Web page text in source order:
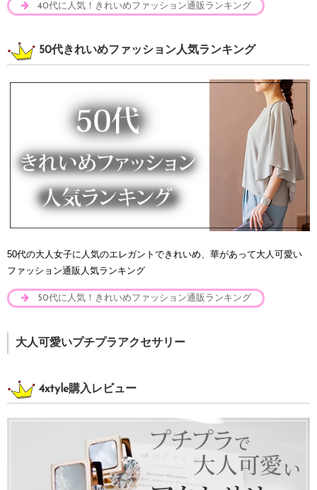
40代に人気！きれいめファッション通販ランキング
50代きれいめファッション人気ランキング
50代の大人女子に人気のエレガントできれいめ、華があって大人可愛い
ファッション通販人気ランキング
50代に人気！きれいめファッション通販ランキング
大人可愛いプチプラアクセサリー
4xtyle購入レビュー